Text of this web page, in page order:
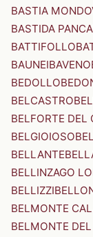
BASTIA
BASTIDA
BATTIFOLLO
BAUNEIBAVENO
BEDOLLO
BELCASTRO
BELFORTE DEL
BELGIOIOSO
BELLANTE
BELLINZAGO
BELLIZZI
BELMONTE
BELMONTE